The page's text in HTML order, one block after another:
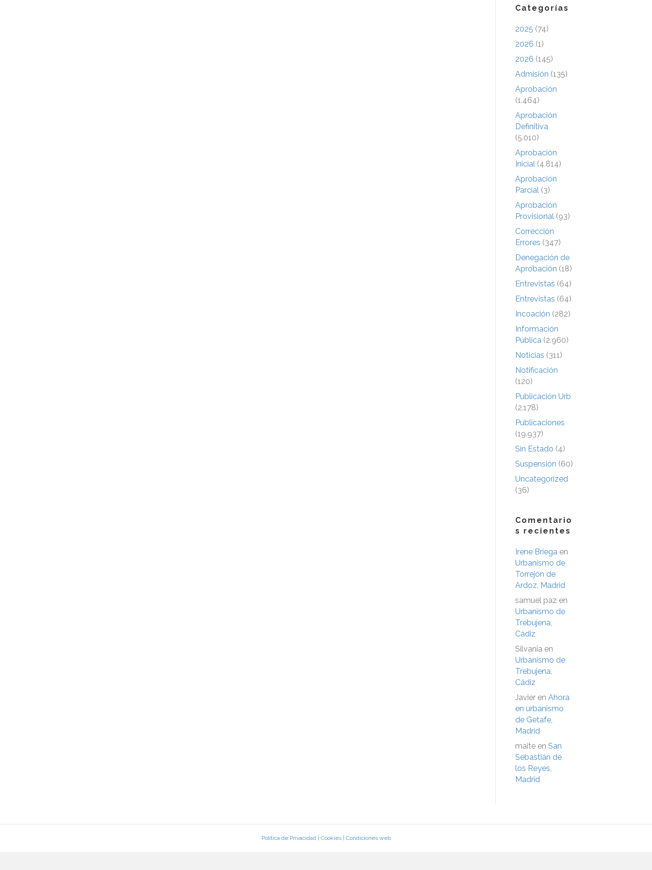
Categorías
2025 (74)
2026 (1)
2026 (145)
Admisión (135)
Aprobación
(1.464)
Aprobación
Definitiva
(5.010)
Aprobación
Inicial (4.814)
Aprobación
Parcial (3)
Aprobación
Provisional (93)
Corrección
Errores (347)
Denegación de
Aprobación (18)
Entrevistas (64)
Entrevistas (64)
Incoación (282)
Información
Pública (2.960)
Noticias (311)
Notificación
(120)
Publicación Urb
(2.178)
Publicaciones
(19.937)
Sin Estado (4)
Suspensión (60)
Uncategorized
(36)
Comentario
s recientes
Irene Briega en
Urbanismo de
Torrejón de
Ardoz, Madrid
samuel paz en
Urbanismo de
Trebujena,
Cádiz
Silvania en
Urbanismo de
Trebujena,
Cádiz
Javier en Ahora
en urbanismo
de Getafe,
Madrid
maite en San
Sebastián de
los Reyes,
Madrid
Política de Privacidad| Cookies| Condiciones web